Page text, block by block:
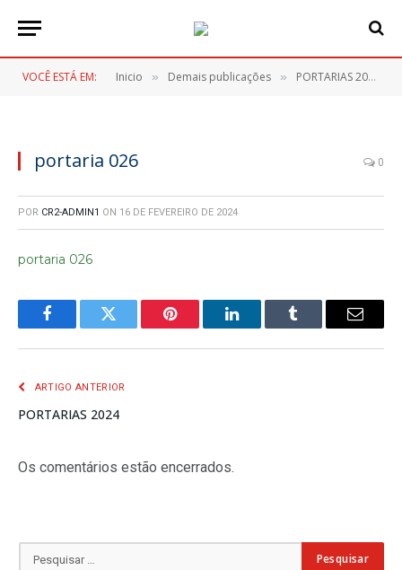
VOCÊ ESTÁ EM: Inicio » Demais publicações » PORTARIAS 2024
portaria 026 0
POR CR2-ADMIN1 ON 16 DE FEVEREIRO DE 2024
portaria 026
FacebookTwitter Pinterest LinkedInTumblr
E-
ARTIGO ANTERIOR
PORTARIAS 2024
Os comentários estão encerrados.